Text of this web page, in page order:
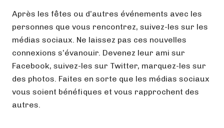
Après les fêtes ou d’autres événements avec les
personnes que vous rencontrez, suivez-les sur les
médias sociaux. Ne laissez pas ces nouvelles
connexions s’évanouir. Devenez leur ami sur
Facebook, suivez-les sur Twitter, marquez-les sur
des photos. Faites en sorte que les médias sociaux
vous soient bénéfiques et vous rapprochent des
autres.